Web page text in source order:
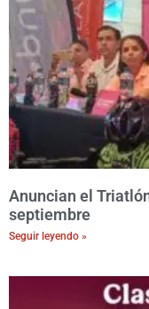
Anuncian el
septiembre
Seguir leyendo »